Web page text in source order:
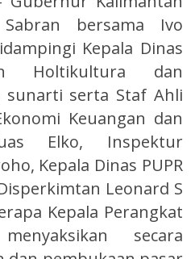
bersama Ivo
Kepala Dinas
Holtikultura dan
sunarti serta Staf Ahli
Keuangan dan
Elko, Inspektur
Kepala Dinas PUPR
Leonard S
Kepala Perangkat
secara